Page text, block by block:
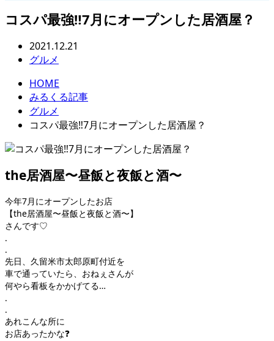
コスパ最強‼︎7月にオープンした居酒屋？
2021.12.21
グルメ
HOME
みるくる記事
グルメ
コスパ最強‼︎7月にオープンした居酒屋？
the居酒屋〜昼飯と夜飯と酒〜
今年7月にオープンしたお店
【the居酒屋〜昼飯と夜飯と酒〜】
さんです♡
.
.
先日、久留米市太郎原町付近を
車で通っていたら、おねぇさんが
何やら看板をかかげてる…
.
.
あれこんな所に
お店あったかな❓